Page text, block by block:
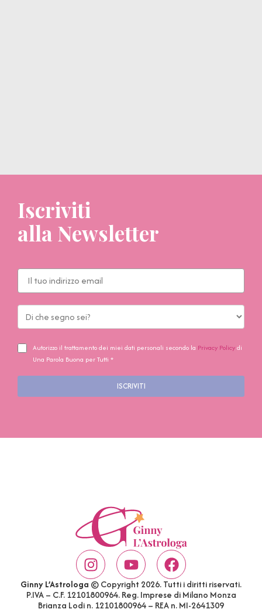
Iscriviti
alla Newsletter
Autorizzo il trattamento dei miei dati personali secondo la Privacy Policydi
Una Parola Buona per Tutti *
ISCRIVITI
Ginny L’Astrologa © Copyright 2026. Tutti i diritti riservati.
P.IVA – C.F. 12101800964. Reg. Imprese di Milano Monza
Brianza Lodi n. 12101800964 – REA n. MI-2641309